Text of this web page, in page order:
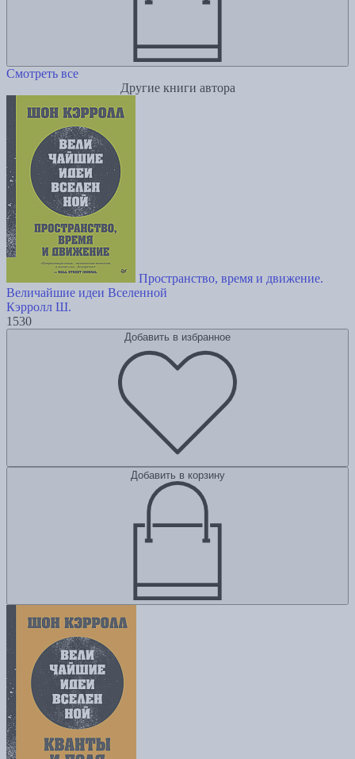
Смотреть все
Другие книги автора
Пространство, время и движение.
Величайшие идеи Вселенной
Кэрролл Ш.
1530
Добавить в избранное
Добавить в корзину